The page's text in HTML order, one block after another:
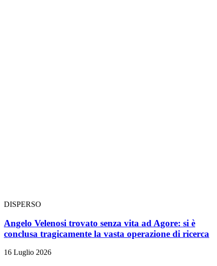
DISPERSO
Angelo Velenosi trovato senza vita ad Agore: si è
conclusa tragicamente la vasta operazione di ricerca
16 Luglio 2026